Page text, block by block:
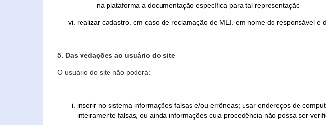
na plataforma a documentação específica para tal representação
realizar cadastro, em caso de reclamação de MEI, em nome do responsável
5. Das vedações ao usuário do site
O usuário do site não poderá:
inserir no sistema informações falsas e/ou errôneas; usar endereços de
inteiramente falsas, ou ainda informações cuja procedência não possa ser